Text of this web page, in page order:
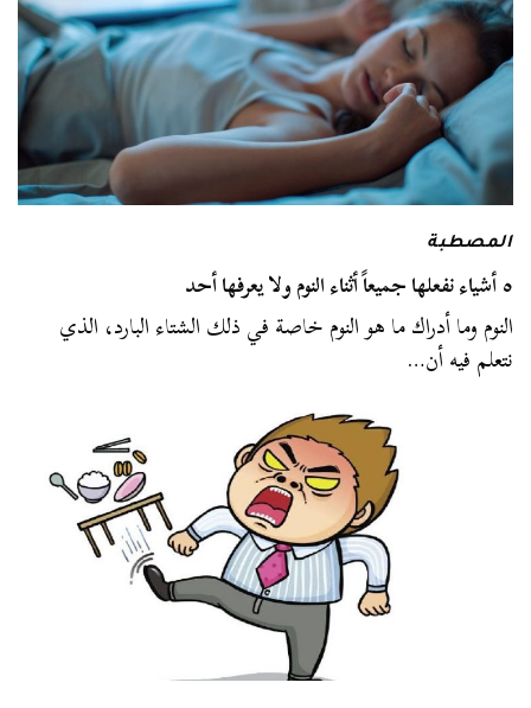
المصطبة
٥ أشياء نفعلها جميعاً أثناء النوم ولا يعرفها أحد
النوم وما أدراك ما هو النوم خاصة في ذلك الشتاء البارد، الذي
نتعلم فيه أن…